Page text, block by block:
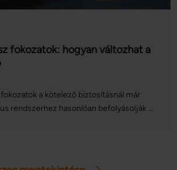
fokozatok: hogyan változhat a
a kötelező biztosításnál már
rendszerhez hasonlóan befolyásolják a
részletekkel: mutatjuk a legfontosabb